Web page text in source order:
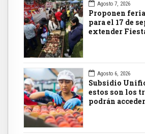
Agosto 7, 2026
Proponen
para el 17 de
extender
Agosto 6, 2026
Subsidio
estos son los
podrán acceder